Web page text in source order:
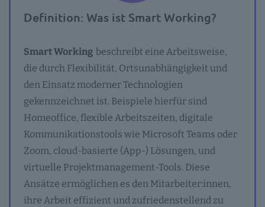
Definition: Was ist Smart Working?
Smart Working beschreibt eine Arbeitsweise,
die durch Flexibilität, Ortsunabhängigkeit und
den Einsatz moderner Technologien
gekennzeichnet ist. Beispiele hierfür sind
Homeoffice, flexible Arbeitszeiten, digitale
Kommunikationstools wie Microsoft Teams oder
Zoom, cloud-basierte (App-) Lösungen, und
virtuelle Projektmanagement-Tools. Diese
Ansätze ermöglichen es den Mitarbeiter:innen,
ihre Arbeit effizient und zufriedenstellend zu